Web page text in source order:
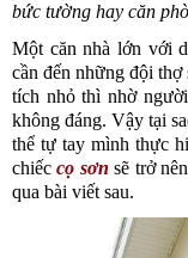
bức tường hay căn
Một căn nhà lớn với
cần đến những đội
tích nhỏ thì nhờ
không đáng. Vậy tại
thể tự tay mình thực
chiếc cọ sơn sẽ trở
qua bài viết sau.